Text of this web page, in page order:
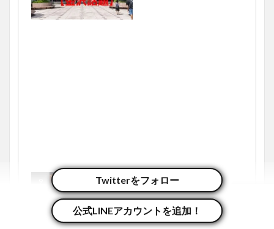
Twitterをフォロー
公式LINEアカウントを追加！
グルメ 2022年2月25日
金沢市で「のどぐろ」が食
べられるオススメの店3選
【かなざわグルメまとめ】